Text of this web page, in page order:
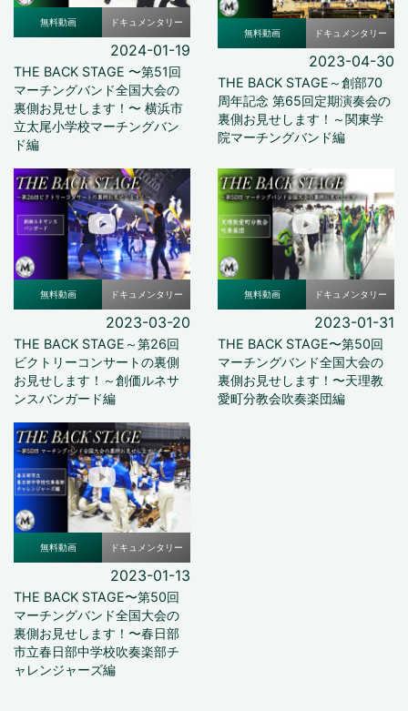
無料動画 ドキュメンタリー
2024-01-19
THE BACK STAGE 〜第51回
マーチングバンド全国大会の
裏側お見せします！〜 横浜市
立太尾小学校マーチングバン
ド編
無料動画 ドキュメンタリー
2023-04-30
THE BACK STAGE～創部70
周年記念 第65回定期演奏会の
裏側お見せします！～関東学
院マーチングバンド編
無料動画 ドキュメンタリー
2023-03-20
THE BACK STAGE～第26回
ビクトリーコンサートの裏側
お見せします！～創価ルネサ
ンスバンガード編
無料動画 ドキュメンタリー
2023-01-31
THE BACK STAGE〜第50回
マーチングバンド全国大会の
裏側お見せします！〜天理教
愛町分教会吹奏楽団編
無料動画 ドキュメンタリー
2023-01-13
THE BACK STAGE〜第50回
マーチングバンド全国大会の
裏側お見せします！〜春日部
市立春日部中学校吹奏楽部チ
ャレンジャーズ編